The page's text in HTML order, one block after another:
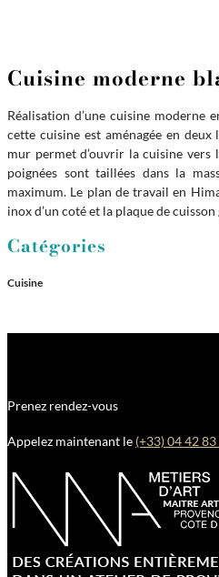
Cuisine moderne
Réalisation d’une cuisine moderne
cette cuisine est aménagée en
mur permet d’ouvrir la cuisine vers
poignées sont taillées dans la
maximum. Le plan de travail en
inox d’un coté et la plaque de cuisson
Catégories
Cuisine
Prenez rendez-vous
Appelez maintenant le (+33) 04 42